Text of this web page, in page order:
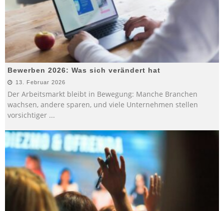
Bewerben 2026: Was sich verändert hat
13. Februar 2026
Der Arbeitsmarkt bleibt in Bewegung: Manche Branchen
wachsen, andere sparen, und viele Unternehmen stellen
vorsichtiger ...